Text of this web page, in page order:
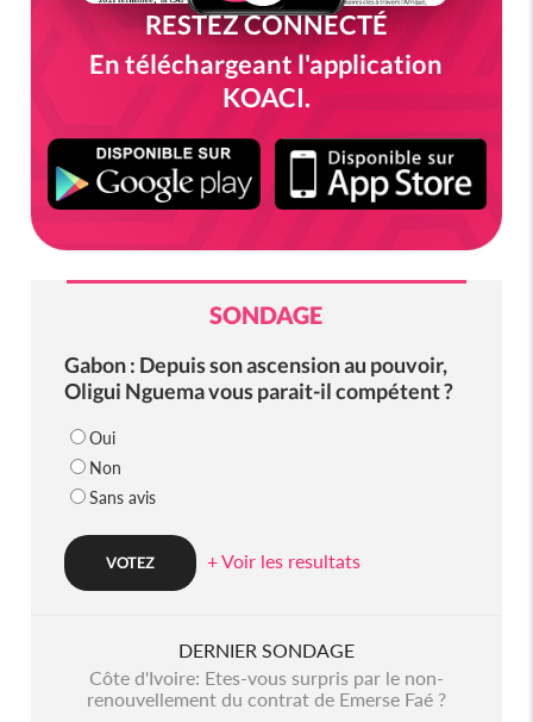
RESTEZ CONNECTÉ
En téléchargeant l'application
KOACI.
SONDAGE
Gabon : Depuis son ascension au pouvoir,
Oligui Nguema vous parait-il compétent ?
Oui
Non
Sans avis
+ Voir les resultats
DERNIER SONDAGE
Côte d'Ivoire: Etes-vous surpris par le non-
renouvellement du contrat de Emerse Faé ?